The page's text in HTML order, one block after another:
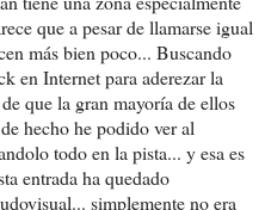
que a pesar de llamarse igual
más bien poco... Buscando
en Internet para aderezar la
que la gran mayoría de ellos
hecho he podido ver al
todo en la pista... y esa es
entrada ha quedado
simplemente no era